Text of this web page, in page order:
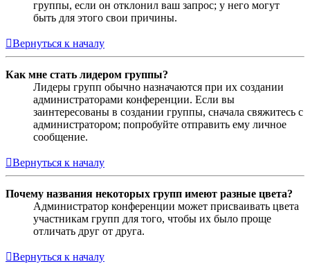
группы, если он отклонил ваш запрос; у него могут
быть для этого свои причины.
Вернуться к началу
Как мне стать лидером группы?
Лидеры групп обычно назначаются при их создании
администраторами конференции. Если вы
заинтересованы в создании группы, сначала свяжитесь с
администратором; попробуйте отправить ему личное
сообщение.
Вернуться к началу
Почему названия некоторых групп имеют разные цвета?
Администратор конференции может присваивать цвета
участникам групп для того, чтобы их было проще
отличать друг от друга.
Вернуться к началу